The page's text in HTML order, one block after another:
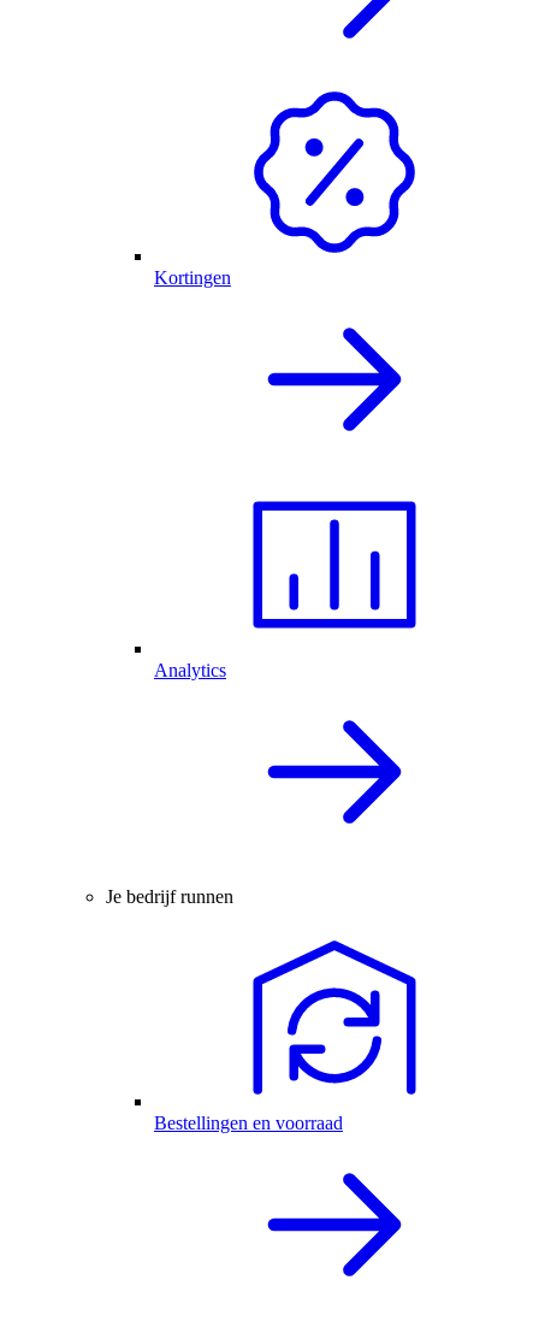
Kortingen
Analytics
Je bedrijf runnen
Bestellingen en voorraad